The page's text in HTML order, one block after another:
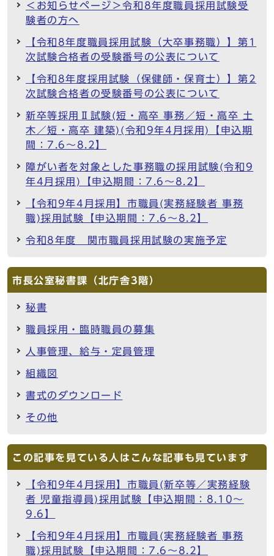
＜お知らせページ＞令和8年度職員採用試験受
験者の方へ
【令和8年度職員採用試験（大卒事務職）】第1
次試験合格者の受験番号の公表について
【令和8年度採用試験（保健師・保育士）】第2
次試験合格者の受験番号の公表について
新卒等採用Ⅱ試験(短・高卒 事務／短・高卒 土
木／短・高卒 建築)(令和9年4月採用)【申込期
間：7.6～8.2】
障がい者を対象とした事務職の採用試験(令和9
年4月採用)【申込期間：7.6～8.2】
【令和9年4月採用】市職員(実務経験者 事務
職)採用試験【申込期間：7.6～8.2】
令和8年度 関市職員採用試験の実施予定
市長公室秘書課（北庁舎3階）
秘書
職員採用・臨時職員の募集
人事管理、給与・定員管理
組織図
書式のダウンロード
その他
この記事を見ている人はこんな記事も見ています
【令和9年4月採用】市職員(新卒等／実務経験
者 児童指導員)採用試験【申込期間：8.10～
9.6】
【令和9年4月採用】市職員(実務経験者 事務
職)採用試験【申込期間：7.6～8.2】